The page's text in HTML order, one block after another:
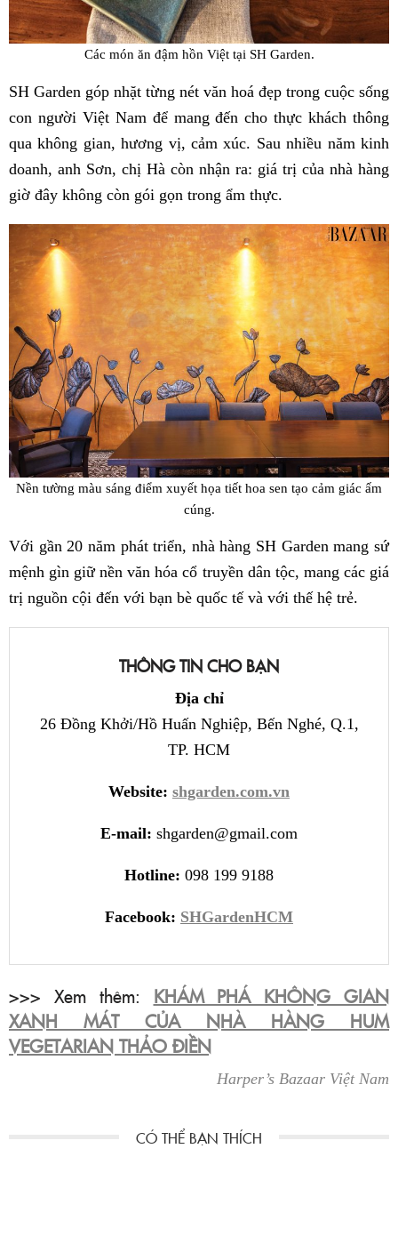
Các món ăn đậm hồn Việt tại SH Garden.
SH Garden góp nhặt từng nét văn hoá đẹp trong cuộc sống
con người Việt Nam để mang đến cho thực khách thông
qua không gian, hương vị, cảm xúc. Sau nhiều năm kinh
doanh, anh Sơn, chị Hà còn nhận ra: giá trị của nhà hàng
giờ đây không còn gói gọn trong ẩm thực.
Nền tường màu sáng điểm xuyết họa tiết hoa sen tạo cảm giác ấm
cúng.
Với gần 20 năm phát triển, nhà hàng SH Garden mang sứ
mệnh gìn giữ nền văn hóa cổ truyền dân tộc, mang các giá
trị nguồn cội đến với bạn bè quốc tế và với thế hệ trẻ.
THÔNG TIN CHO BẠN
Địa chỉ
26 Đồng Khởi/Hồ Huấn Nghiệp, Bến Nghé, Q.1,
TP. HCM
Website: shgarden.com.vn
E-mail: shgarden@gmail.com
Hotline: 098 199 9188
Facebook: SHGardenHCM
>>> Xem thêm: KHÁM PHÁ KHÔNG GIAN
XANH MÁT CỦA NHÀ HÀNG HUM
VEGETARIAN THẢO ĐIỀN
Harper’s Bazaar Việt Nam